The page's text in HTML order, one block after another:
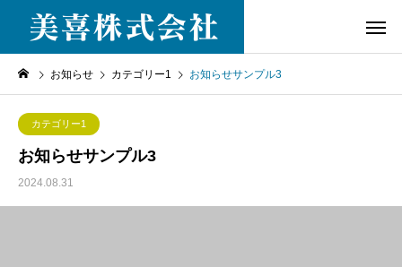
お知らせ カテゴリー1 お知らせサンプル3
カテゴリー1
お知らせサンプル3
2024.08.31